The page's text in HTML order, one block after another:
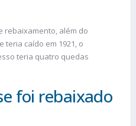
rebaixamento, além do
teria caído em 1921, o
teria quatro quedas
foi rebaixado